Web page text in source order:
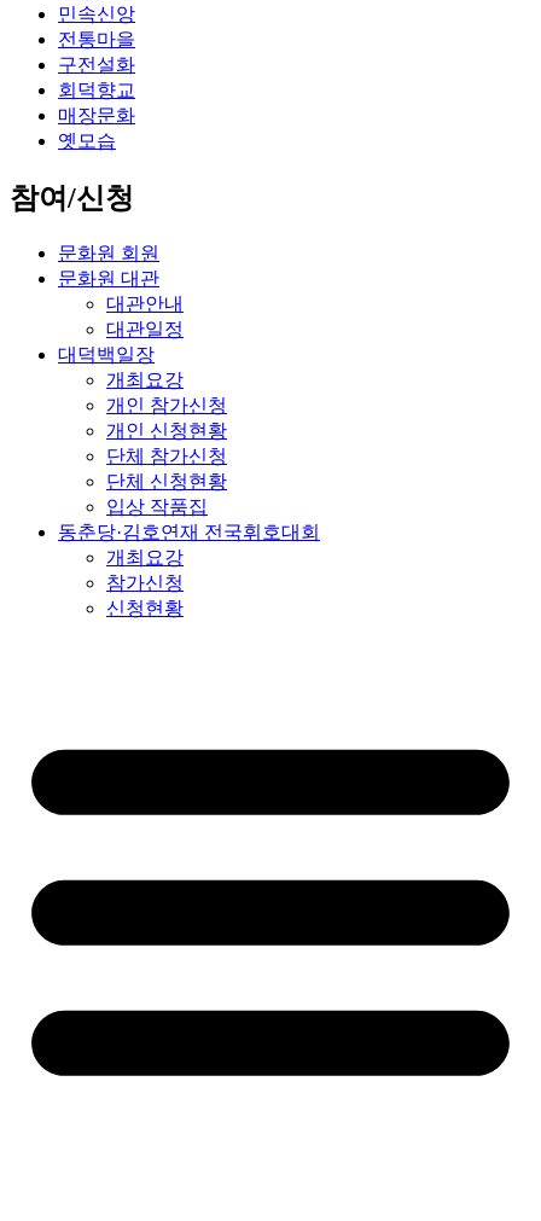
민속신앙
전통마을
구전설화
회덕향교
매장문화
옛모습
참여/신청
문화원 회원
문화원 대관
대관안내
대관일정
대덕백일장
개최요강
개인 참가신청
개인 신청현황
단체 참가신청
단체 신청현황
입상 작품집
동춘당·김호연재 전국휘호대회
개최요강
참가신청
신청현황